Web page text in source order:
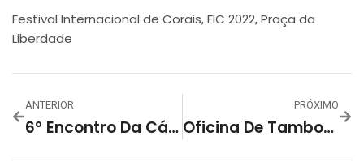
Festival Internacional de Corais, FIC 2022, Praça da
Liberdade
ANTERIOR
6° Encontro Da Cátedra Lucasiana 2022 – Faculdade Ciências Médicas De Minas Gerais
PRÓXIMO
Oficina De Tambor Mineiro Com Maurício Tizumba – Bar Do Museu Clube Da Esquina